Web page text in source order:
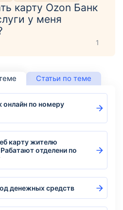
карту Ozon Банк
у меня
1
Статьи по теме
онлайн по номеру
карту жителю
отделени по
денежных средств